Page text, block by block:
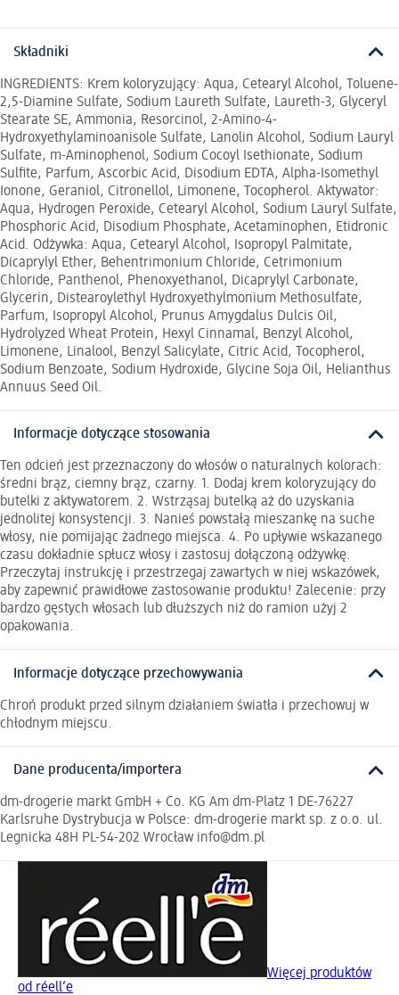
Składniki
INGREDIENTS: Krem koloryzujący: Aqua, Cetearyl Alcohol, Toluene-
2,5-Diamine Sulfate, Sodium Laureth Sulfate, Laureth-3, Glyceryl
Stearate SE, Ammonia, Resorcinol, 2-Amino-4-
Hydroxyethylaminoanisole Sulfate, Lanolin Alcohol, Sodium Lauryl
Sulfate, m-Aminophenol, Sodium Cocoyl Isethionate, Sodium
Sulfite, Parfum, Ascorbic Acid, Disodium EDTA, Alpha-Isomethyl
Ionone, Geraniol, Citronellol, Limonene, Tocopherol. Aktywator:
Aqua, Hydrogen Peroxide, Cetearyl Alcohol, Sodium Lauryl Sulfate,
Phosphoric Acid, Disodium Phosphate, Acetaminophen, Etidronic
Acid. Odżywka: Aqua, Cetearyl Alcohol, Isopropyl Palmitate,
Dicaprylyl Ether, Behentrimonium Chloride, Cetrimonium
Chloride, Panthenol, Phenoxyethanol, Dicaprylyl Carbonate,
Glycerin, Distearoylethyl Hydroxyethylmonium Methosulfate,
Parfum, Isopropyl Alcohol, Prunus Amygdalus Dulcis Oil,
Hydrolyzed Wheat Protein, Hexyl Cinnamal, Benzyl Alcohol,
Limonene, Linalool, Benzyl Salicylate, Citric Acid, Tocopherol,
Sodium Benzoate, Sodium Hydroxide, Glycine Soja Oil, Helianthus
Annuus Seed Oil.
Informacje dotyczące stosowania
Ten odcień jest przeznaczony do włosów o naturalnych kolorach:
średni brąz, ciemny brąz, czarny. 1. Dodaj krem koloryzujący do
butelki z aktywatorem. 2. Wstrząsaj butelką aż do uzyskania
jednolitej konsystencji. 3. Nanieś powstałą mieszankę na suche
włosy, nie pomijając żadnego miejsca. 4. Po upływie wskazanego
czasu dokładnie spłucz włosy i zastosuj dołączoną odżywkę.
Przeczytaj instrukcję i przestrzegaj zawartych w niej wskazówek,
aby zapewnić prawidłowe zastosowanie produktu! Zalecenie: przy
bardzo gęstych włosach lub dłuższych niż do ramion użyj 2
opakowania.
Informacje dotyczące przechowywania
Chroń produkt przed silnym działaniem światła i przechowuj w
chłodnym miejscu.
Dane producenta/importera
dm-drogerie markt GmbH + Co. KG Am dm-Platz 1 DE-76227
Karlsruhe Dystrybucja w Polsce: dm-drogerie markt sp. z o.o. ul.
Legnicka 48H PL-54-202 Wrocław info@dm.pl
Więcej produktów
od réell‘e